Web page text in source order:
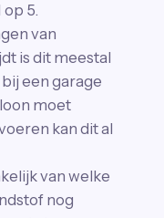
op 5.
van
is dit meestal
een garage
moet
kan dit al
van welke
nog